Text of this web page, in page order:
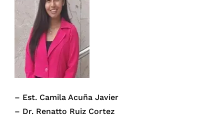
– Est. Camila Acuña Javier
– Dr. Renatto Ruiz Cortez